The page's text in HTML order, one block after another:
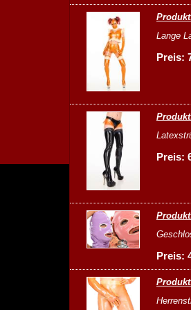
Lange
Preis:
Preis:
Preis: